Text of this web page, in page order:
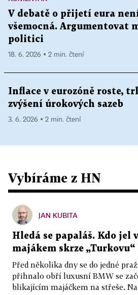
V debatě o přijetí eura
všemocná. Argumentovat
politici
18. 6. 2026 ▪ 2 min. čtení
Inflace v eurozóně roste,
zvýšení úrokových sazeb
3. 6. 2026 ▪ 2 min. čtení
Vybíráme z HN
JAN KUBITA
Hledá se papaláš. Kdo jel
majákem skrze
Před několika dny se do jedné
přihnalo obří luxusní BMW se
blikajícím majáčkem na střeše.